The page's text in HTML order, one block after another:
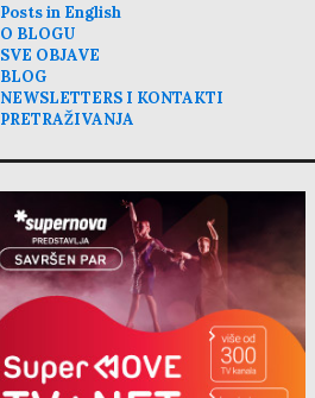
Posts in English
O BLOGU
SVE OBJAVE
BLOG
NEWSLETTERS I KONTAKTI
PRETRAŽIVANJA